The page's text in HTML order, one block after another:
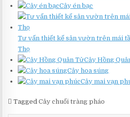
Cây én bạc
Tư vấn thiết kế sân vườn trên mái
Thọ
Cây Hồng
Cây hoa súng
Cây mai vạn
TaggedCây chuối tràng pháo